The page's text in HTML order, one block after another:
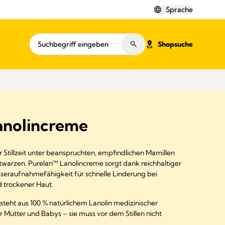
Sprache
Shopsuche
Stillzeit unter beanspruchten, empfindlichen Mamillen
Purelan™ Lanolincreme sorgt dank reichhaltiger
für schnelle Linderung bei
trockener Haut.
aus 100 % natürlichem Lanolin medizinischer
und Babys – sie muss vor dem Stillen nicht